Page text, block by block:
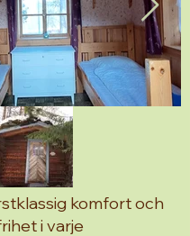
komfort och
i varje